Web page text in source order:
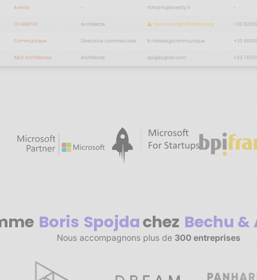
Boris Spojdachez Bechu &
Nous accompagnons plus de 300 entreprises